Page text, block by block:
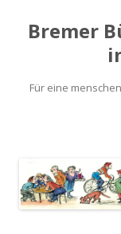
Bremer
Für eine